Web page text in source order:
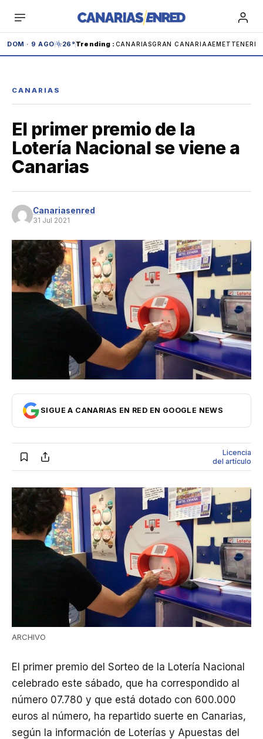
contenido
DOM · 9 AGO 26° Trending :CANARIASGRAN CANARIA AEMET
Teide Carnaval IBEX Carolina Marín
Andrómeda
Tenerife
España
Internacional
Economía
CANARIAS
El primer premio de la
Lotería Nacional se viene a
Canarias
Canariasenred
31 Jul 2021
SIGUE A CANARIAS EN RED EN GOOGLE NEWS
Licencia
del artículo
ARCHIVO
El primer premio del Sorteo de la Lotería Nacional
celebrado este sábado, que ha correspondido al
número 07.780 y que está dotado con 600.000
euros al número, ha repartido suerte en Canarias,
según la información de Loterías y Apuestas del